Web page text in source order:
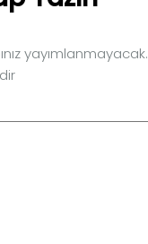
yayımlanmayacak.